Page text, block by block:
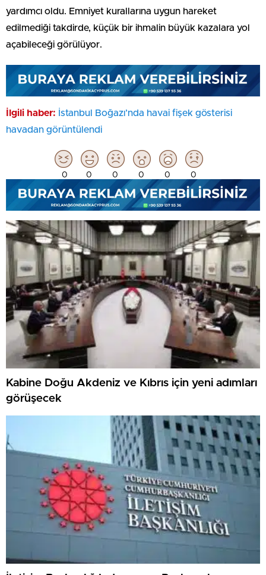
yardımcı oldu. Emniyet kurallarına uygun hareket
edilmediği takdirde, küçük bir ihmalin büyük kazalara yol
açabileceği görülüyor.
İlgili haber: İstanbul Boğazı’nda havai fişek gösterisi
havadan görüntülendi
0 0 0 0 0 0
Kabine Doğu Akdeniz ve Kıbrıs için yeni adımları
görüşecek